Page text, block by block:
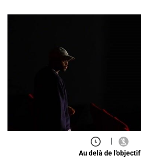
|
Au delà de l'objectif